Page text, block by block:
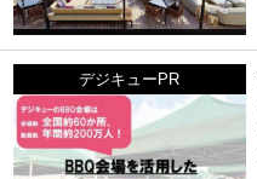
デジキューPR